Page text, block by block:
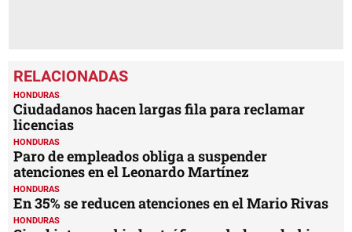
HONDURAS
Ciudadanos hacen largas fila para reclamar
licencias
HONDURAS
Paro de empleados obliga a suspender
atenciones en el Leonardo Martínez
HONDURAS
En 35% se reducen atenciones en el Mario Rivas
HONDURAS